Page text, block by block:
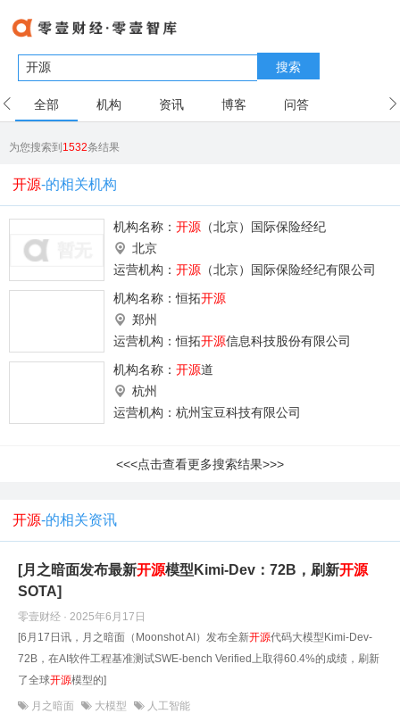
搜索
全部 机构 资讯 博客 问答
为您搜索到1532条结果
开源-的相关机构
机构名称： 开源 （北京）国际保险经纪
北京
运营机构： 开源 （北京）国际保险经纪有限公司
机构名称：恒拓开源
郑州
运营机构：恒拓开源信息科技股份有限公司
机构名称： 开源道
杭州
运营机构：杭州宝豆科技有限公司
<<<点击查看更多搜索结果>>>
开源-的相关资讯
[月之暗面发布最新开源模型Kimi-Dev：72B，刷新开源
SOTA]
零壹财经 · 2025年6月17日
[6月17日讯，月之暗面（Moonshot AI）发布全新开源代码大模型Kimi-Dev-
72B，在AI软件工程基准测试SWE-bench Verified上取得60.4%的成绩，刷新
了全球开源模型的]
月之暗面 大模型 人工智能